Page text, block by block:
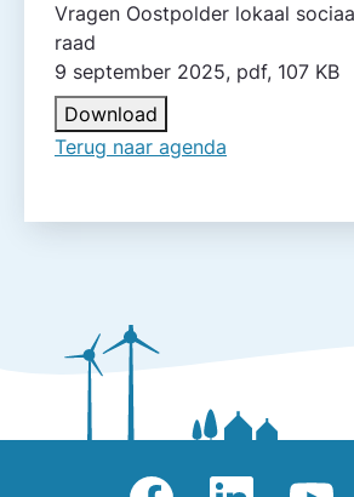
Vragen Oostpolder lokaal
raad
9 september 2025, pdf, 107 KB
Download
Terug naar agenda